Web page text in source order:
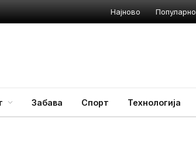
Најново Популарно
Забава Спорт Технологија